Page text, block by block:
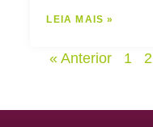
LEIA MAIS »
« Anterior 1 2